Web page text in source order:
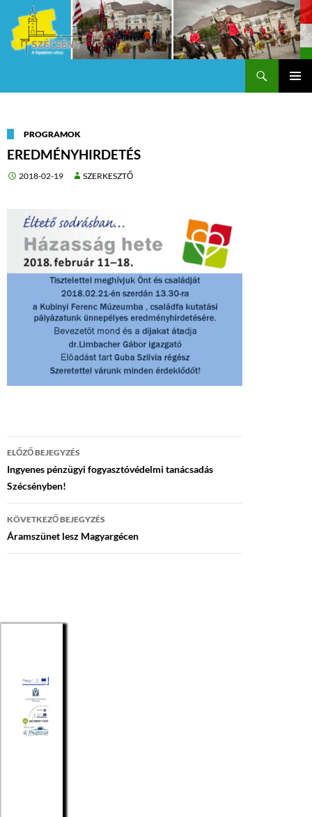
PROGRAMOK
EREDMÉNYHIRDETÉS
2018-02-19 SZERKESZTŐ
Bejegyzés
navigáció
ELŐZŐ BEJEGYZÉS
Ingyenes pénzügyi fogyasztóvédelmi tanácsadás
Szécsényben!
KÖVETKEZŐ BEJEGYZÉS
Áramszünet lesz Magyargécen